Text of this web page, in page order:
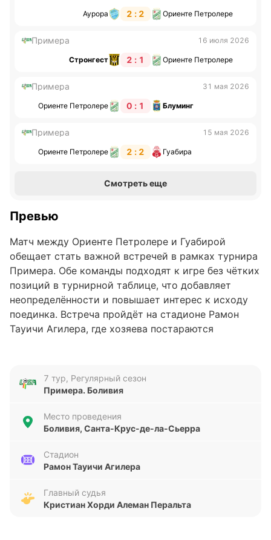
Аурора 2 : 2 Ориенте Петролере
Примера 16 июля 2026
Стронгест 2 : 1 Ориенте Петролере
Примера 31 мая 2026
Ориенте Петролере 0 : 1 Блуминг
Примера 15 мая 2026
Ориенте Петролере 2 : 2 Гуабира
Смотреть еще
Превью
Матч между Ориенте Петролере и Гуабирой
обещает стать важной встречей в рамках турнира
Примера. Обе команды подходят к игре без чётких
позиций в турнирной таблице, что добавляет
неопределённости и повышает интерес к исходу
поединка. Встреча пройдёт на стадионе Рамон
Тауичи Агилера, где хозяева постараются
Ориенте Петролере показывает нестабильные
и четыре поражения при общем счёте 7 забитых и
демонстрирует более ровную форму с двумя
ничьими, одной победой и двумя поражениями,
Очевидно, что обе команды испытывают
сложности с атакой и обороной, но Гуабира
7 тур, Регулярный сезон
Примера. Боливия
Место проведения
Боливия, Санта-Крус-де-ла-Сьерра
Стадион
Рамон Тауичи Агилера
Главный судья
Кристиан Хорди Алеман Перальта